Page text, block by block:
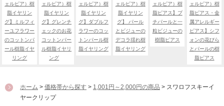
ェルピア）樹
脂イヤリン
グ】ミルフィ
ーユフラワー
のコットンパ
ール樹脂イヤ
リング
ェルピア）樹
脂イヤリン
グ】グレンチ
ェックのお花
コットンパー
ル樹脂イヤリ
ング
ェルピア）樹
脂イヤリン
グ】ダブルフ
ラワーのコッ
トンパール樹
脂イヤリング
ェルピア）樹
脂イヤリン
グ】 パール
とビジューの
デコラ揺れ樹
脂イヤリング
ェルピア）樹
脂ピアス】プ
チパールと一
粒ビジューの
樹脂ピアス
ェルピア）樹
脂ピアス・金
属アレルギー
ピアス】シフ
ォンの花びら
とパールの樹
脂ピアス
ホーム > 価格帯から探す > 1,001円～2,000円の商品 > スワロフスキーイ
ヤークリップ